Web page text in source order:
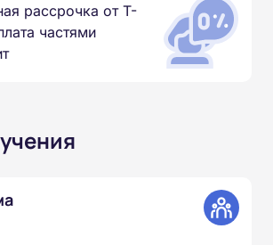
рассрочка от Т-
частями